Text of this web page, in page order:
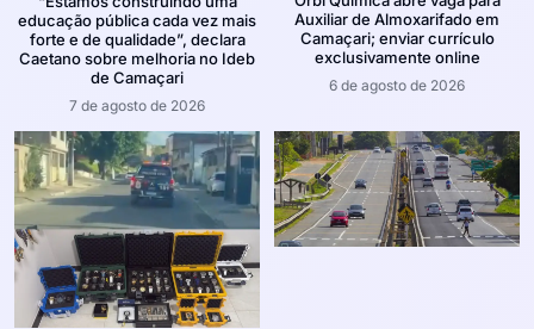
educação pública cada vez mais
forte e de qualidade”, declara
Caetano sobre melhoria no Ideb
de Camaçari
7 de agosto de 2026
Auxiliar de Almoxarifado em
Camaçari; enviar currículo
exclusivamente online
6 de agosto de 2026